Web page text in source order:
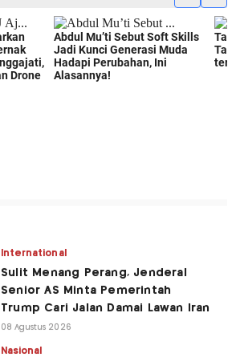
International
Sulit Menang Perang, Jenderal
Senior AS Minta Pemerintah
Trump Cari Jalan Damai Lawan Iran
08 Agustus 2026
Nasional